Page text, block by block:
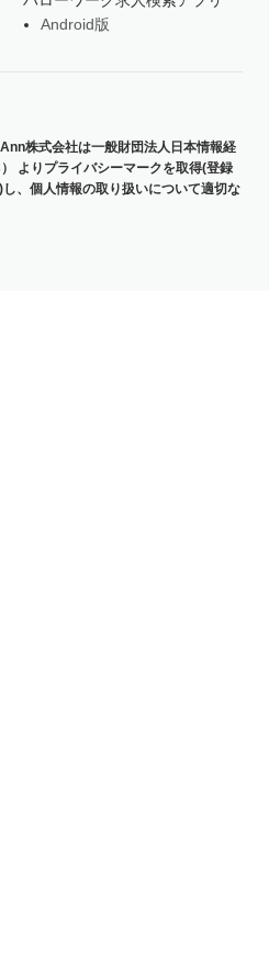
Android版
株式会社は一般財団法人日本情報経
よりプライバシーマークを取得(登録
、個人情報の取り扱いについて適切な